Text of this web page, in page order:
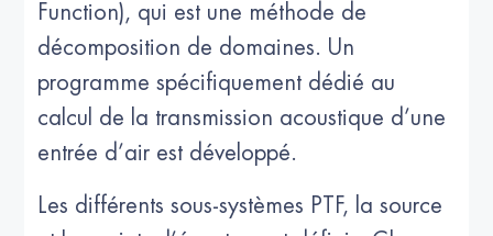
Function), qui est une méthode de
décomposition de domaines. Un
programme spécifiquement dédié au
calcul de la transmission acoustique d’une
entrée d’air est développé.
Les différents sous-systèmes PTF, la source